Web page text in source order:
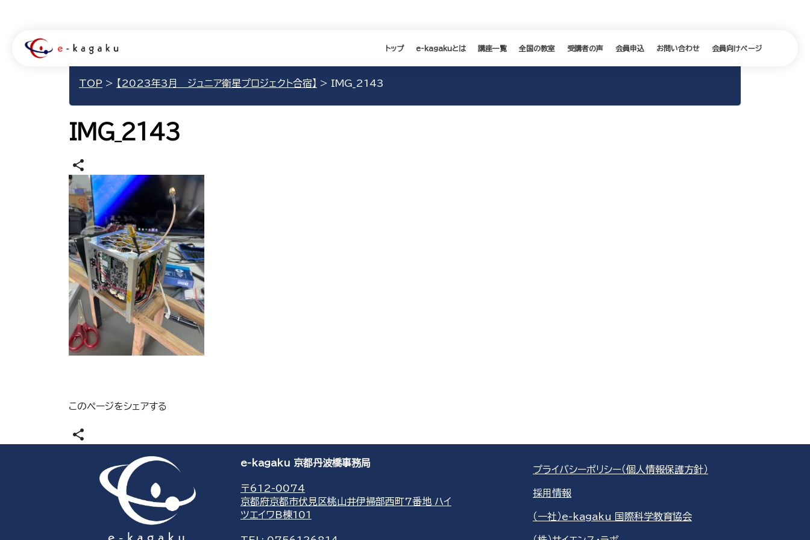
トップ e-kagakuとは 講座一覧 全国の教室 受講者の声 会員申込 お問い合わせ 会員向けページ
TOP > 【2023年3月 ジュニア衛星プロジェクト合宿】 > IMG_2143
IMG_2143
share
このページをシェアする
share
e-kagaku 京都丹波橋事務局
〒612-0074
京都府京都市伏見区桃山井伊掃部西町7番地 ハイ
ツエイワB棟101
プライバシーポリシー（個人情報保護方針）
採用情報
（一社）e-kagaku 国際科学教育協会